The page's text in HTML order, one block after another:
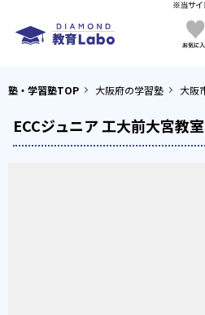
塾・学習塾TOP 大阪府の学習塾 大阪
ECCジュニア 工大前大宮教室